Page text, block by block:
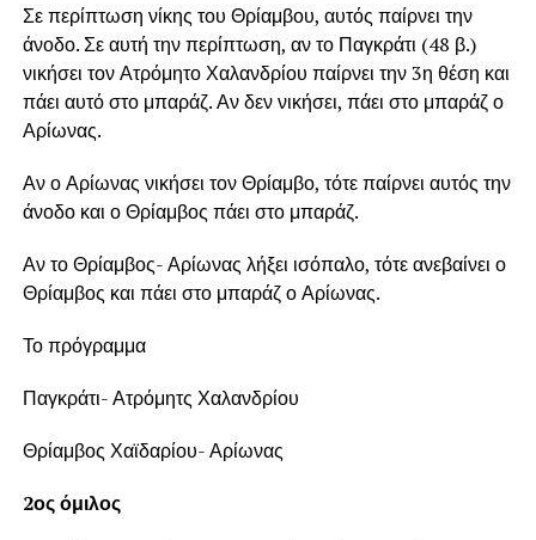
Σε περίπτωση νίκης του Θρίαμβου, αυτός παίρνει την
άνοδο. Σε αυτή την περίπτωση, αν το Παγκράτι (48 β.)
νικήσει τον Ατρόμητο Χαλανδρίου παίρνει την 3η θέση και
πάει αυτό στο μπαράζ. Αν δεν νικήσει, πάει στο μπαράζ ο
Αρίωνας.
Αν ο Αρίωνας νικήσει τον Θρίαμβο, τότε παίρνει αυτός την
άνοδο και ο Θρίαμβος πάει στο μπαράζ.
Αν το Θρίαμβος- Αρίωνας λήξει ισόπαλο, τότε ανεβαίνει ο
Θρίαμβος και πάει στο μπαράζ ο Αρίωνας.
Το πρόγραμμα
Παγκράτι- Ατρόμητς Χαλανδρίου
Θρίαμβος Χαϊδαρίου- Αρίωνας
2ος όμιλος